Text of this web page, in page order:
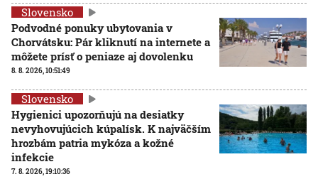
Slovensko
Podvodné ponuky ubytovania v
Chorvátsku: Pár kliknutí na internete a
môžete prísť o peniaze aj dovolenku
8. 8. 2026, 10:51:49
Slovensko
Hygienici upozorňujú na desiatky
nevyhovujúcich kúpalísk. K najväčším
hrozbám patria mykóza a kožné
infekcie
7. 8. 2026, 19:10:36